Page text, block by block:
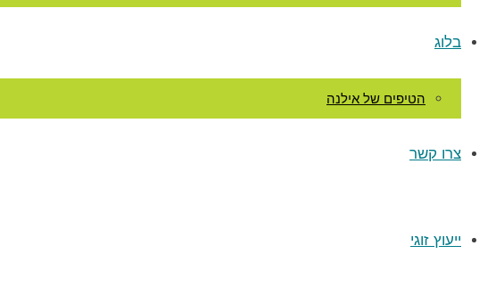
בלוג
הטיפים של אילנה
צרו קשר
ייעוץ זוגי